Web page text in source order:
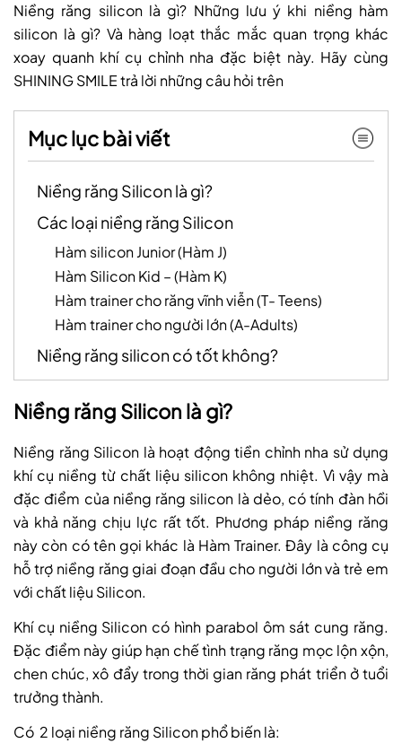
Niềng răng silicon là gì? Những lưu ý khi niềng hàm
silicon là gì? Và hàng loạt thắc mắc quan trọng khác
xoay quanh khí cụ chỉnh nha đặc biệt này. Hãy cùng
SHINING SMILE trả lời những câu hỏi trên
Mục lục bài viết
Niềng răng Silicon là gì?
Các loại niềng răng Silicon
Hàm silicon Junior (Hàm J)
Hàm Silicon Kid – (Hàm K)
Hàm trainer cho răng vĩnh viễn (T- Teens)
Hàm trainer cho người lớn (A-Adults)
Niềng răng silicon có tốt không?
Niềng răng Silicon là gì?
Niềng răng Silicon là hoạt động tiền chỉnh nha sử dụng
khí cụ niềng từ chất liệu silicon không nhiệt. Vì vậy mà
đặc điểm của niềng răng silicon là dẻo, có tính đàn hồi
và khả năng chịu lực rất tốt. Phương pháp niềng răng
này còn có tên gọi khác là Hàm Trainer. Đây là công cụ
hỗ trợ niềng răng giai đoạn đầu cho người lớn và trẻ em
với chất liệu Silicon.
Khí cụ niềng Silicon có hình parabol ôm sát cung răng.
Đặc điểm này giúp hạn chế tình trạng răng mọc lộn xộn,
chen chúc, xô đẩy trong thời gian răng phát triển ở tuổi
trưởng thành.
Có 2 loại niềng răng Silicon phổ biến là: